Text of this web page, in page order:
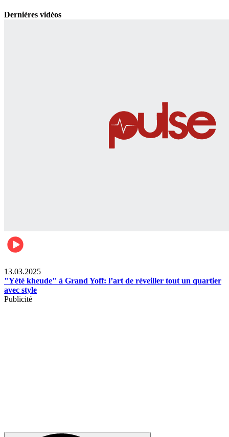
Dernières vidéos
13.03.2025
"Yété kheude" à Grand Yoff: l’art de réveiller tout un quartier
avec style
Publicité